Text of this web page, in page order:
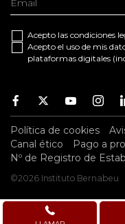
Acepto las condiciones
Acepto el uso de mis
plataformas digitales
Facebook
TwitterYoutube
Política de cookies
Canal ético
Pago a
Nº de Registro de
©2026 Instituto Bernabeu